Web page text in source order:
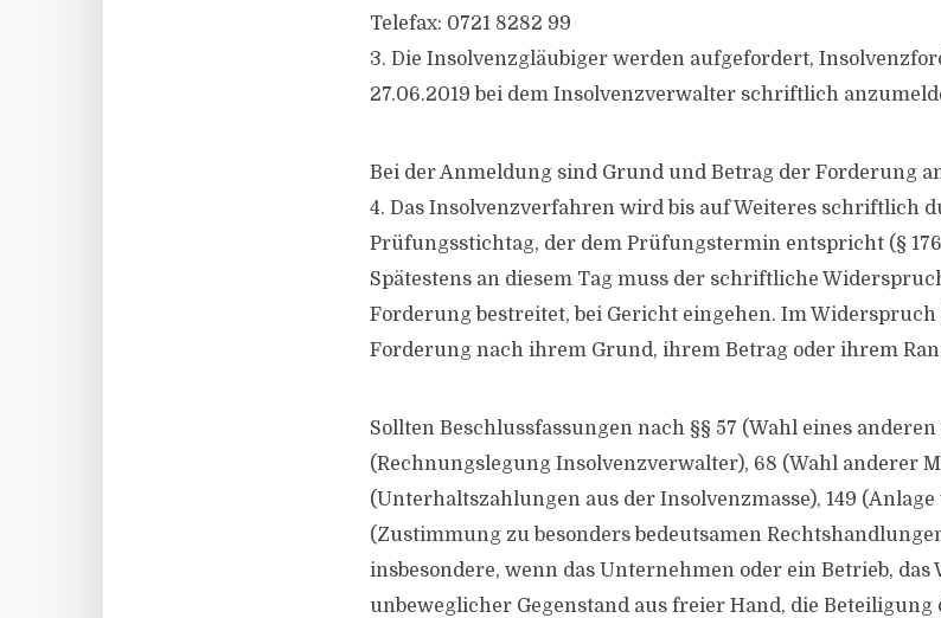
Telefax: 0721 8282 99
3. Die Insolvenzgläubiger werden aufgefordert,
27.06.2019 bei dem Insolvenzverwalter schriftlich
Bei der Anmeldung sind Grund und Betrag der Forderung
4. Das Insolvenzverfahren wird bis auf Weiteres schriftlich
Prüfungsstichtag, der dem Prüfungstermin entspricht (§ 176
Spätestens an diesem Tag muss der schriftliche
Forderung bestreitet, bei Gericht eingehen. Im Widerspruch
Forderung nach ihrem Grund, ihrem Betrag oder ihrem
Sollten Beschlussfassungen nach §§ 57 (Wahl eines
(Rechnungslegung Insolvenzverwalter), 68 (Wahl anderer
(Unterhaltszahlungen aus der Insolvenzmasse), 149
(Zustimmung zu besonders bedeutsamen
insbesondere, wenn das Unternehmen oder ein Betrieb, das
unbeweglicher Gegenstand aus freier Hand, die Beteiligung